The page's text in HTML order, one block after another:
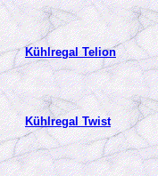
Kühlregal Telion
Kühlregal Twist